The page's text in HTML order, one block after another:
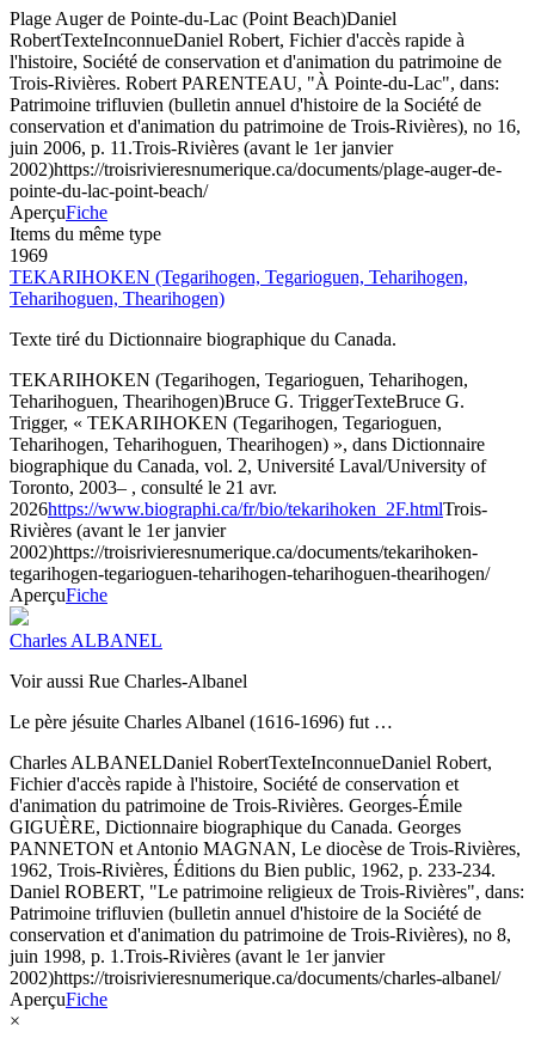
Plage Auger de Pointe-du-Lac (Point Beach)Daniel
RobertTexteInconnueDaniel Robert, Fichier d'accès rapide à
l'histoire, Société de conservation et d'animation du patrimoine de
Trois-Rivières. Robert PARENTEAU, "À Pointe-du-Lac", dans:
Patrimoine trifluvien (bulletin annuel d'histoire de la Société de
conservation et d'animation du patrimoine de Trois-Rivières), no 16,
juin 2006, p. 11.Trois-Rivières (avant le 1er janvier
2002)https://troisrivieresnumerique.ca/documents/plage-auger-de-
pointe-du-lac-point-beach/
AperçuFiche
Items du même type
1969
TEKARIHOKEN (Tegarihogen, Tegarioguen, Teharihogen,
Teharihoguen, Thearihogen)
Texte tiré du Dictionnaire biographique du Canada.
TEKARIHOKEN (Tegarihogen, Tegarioguen, Teharihogen,
Teharihoguen, Thearihogen)Bruce G. TriggerTexteBruce G.
Trigger, « TEKARIHOKEN (Tegarihogen, Tegarioguen,
Teharihogen, Teharihoguen, Thearihogen) », dans Dictionnaire
biographique du Canada, vol. 2, Université Laval/University of
Toronto, 2003– , consulté le 21 avr.
2026https://www.biographi.ca/fr/bio/tekarihoken_2F.htmlTrois-
Rivières (avant le 1er janvier
2002)https://troisrivieresnumerique.ca/documents/tekarihoken-
tegarihogen-tegarioguen-teharihogen-teharihoguen-thearihogen/
AperçuFiche
Charles ALBANEL
Voir aussi Rue Charles-Albanel
Le père jésuite Charles Albanel (1616-1696) fut …
Charles ALBANELDaniel RobertTexteInconnueDaniel Robert,
Fichier d'accès rapide à l'histoire, Société de conservation et
d'animation du patrimoine de Trois-Rivières. Georges-Émile
GIGUÈRE, Dictionnaire biographique du Canada. Georges
PANNETON et Antonio MAGNAN, Le diocèse de Trois-Rivières,
1962, Trois-Rivières, Éditions du Bien public, 1962, p. 233-234.
Daniel ROBERT, "Le patrimoine religieux de Trois-Rivières", dans:
Patrimoine trifluvien (bulletin annuel d'histoire de la Société de
conservation et d'animation du patrimoine de Trois-Rivières), no 8,
juin 1998, p. 1.Trois-Rivières (avant le 1er janvier
2002)https://troisrivieresnumerique.ca/documents/charles-albanel/
AperçuFiche
×